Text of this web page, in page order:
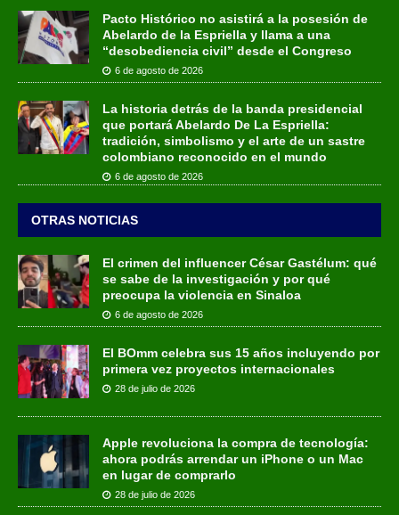
Pacto Histórico no asistirá a la posesión de
Abelardo de la Espriella y llama a una
“desobediencia civil” desde el Congreso
6 de agosto de 2026
La historia detrás de la banda presidencial
que portará Abelardo De La Espriella:
tradición, simbolismo y el arte de un sastre
colombiano reconocido en el mundo
6 de agosto de 2026
OTRAS NOTICIAS
El crimen del influencer César Gastélum: qué
se sabe de la investigación y por qué
preocupa la violencia en Sinaloa
6 de agosto de 2026
El BOmm celebra sus 15 años incluyendo por
primera vez proyectos internacionales
28 de julio de 2026
Apple revoluciona la compra de tecnología:
ahora podrás arrendar un iPhone o un Mac
en lugar de comprarlo
28 de julio de 2026